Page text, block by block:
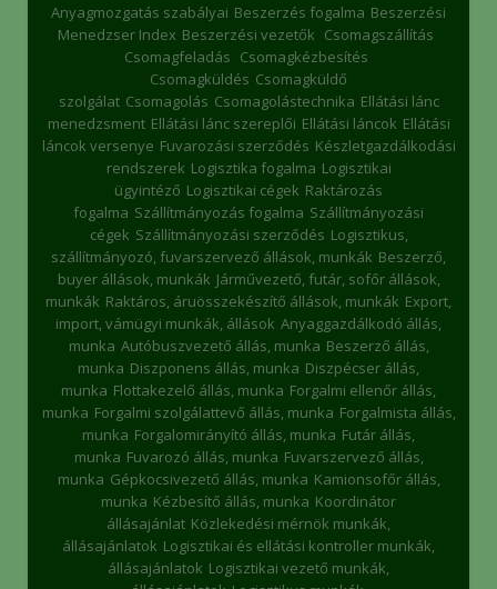
Anyagmozgatás szabályai Beszerzés fogalma Beszerzési
Menedzser Index Beszerzési vezetők Csomagszállítás
Csomagfeladás Csomagkézbesítés
Csomagküldés Csomagküldő
szolgálat Csomagolás Csomagolástechnika Ellátási lánc
menedzsment Ellátási lánc szereplői Ellátási láncok Ellátási
láncok versenye Fuvarozási szerződés Készletgazdálkodási
rendszerek Logisztika fogalma Logisztikai
ügyintéző Logisztikai cégek Raktározás
fogalma Szállítmányozás fogalma Szállítmányozási
cégek Szállítmányozási szerződés Logisztikus,
szállítmányozó, fuvarszervező állások, munkák Beszerző,
buyer állások, munkák Járművezető, futár, sofőr állások,
munkák Raktáros, áruösszekészítő állások, munkák Export,
import, vámügyi munkák, állások Anyaggazdálkodó állás,
munka Autóbuszvezető állás, munka Beszerző állás,
munka Diszponens állás, munka Diszpécser állás,
munka Flottakezelő állás, munka Forgalmi ellenőr állás,
munka Forgalmi szolgálattevő állás, munka Forgalmista állás,
munka Forgalomirányító állás, munka Futár állás,
munka Fuvarozó állás, munka Fuvarszervező állás,
munka Gépkocsivezető állás, munka Kamionsofőr állás,
munka Kézbesítő állás, munka Koordinátor
állásajánlat Közlekedési mérnök munkák,
állásajánlatok Logisztikai és ellátási kontroller munkák,
állásajánlatok Logisztikai vezető munkák,